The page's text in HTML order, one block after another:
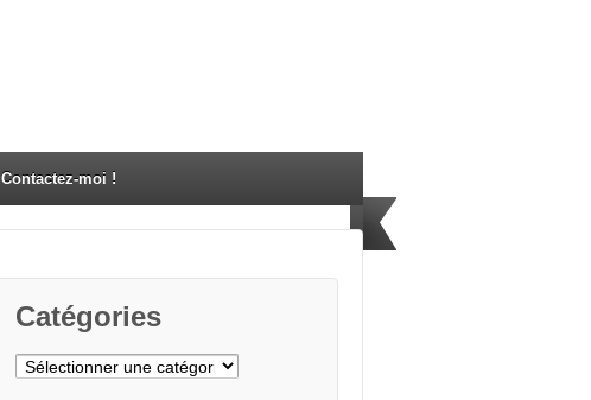
Contactez-moi !
Catégories
Catégories